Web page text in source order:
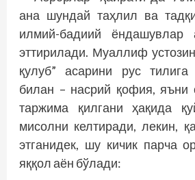
ана шундай таҳлил ва
илмий-бадиий ёндашувлар
эттирилади. Муаллиф
қулуб” асарини рус
билан – насрий қофия, яъни
таржима қилгани ҳақида
мисолни келтиради, лекин,
этганидек, шу кичик парча
яққол аён бўлади: